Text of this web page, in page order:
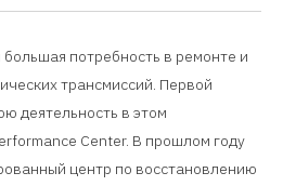
потребность в ремонте и
трансмиссий. Первой
деятельность в этом
Center. В прошлом году
центр по восстановлению